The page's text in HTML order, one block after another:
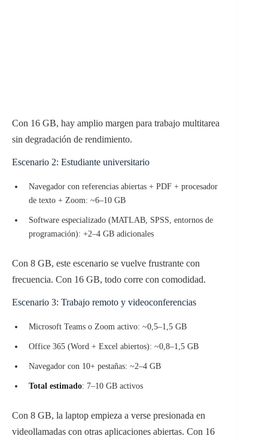
Con 16 GB, hay amplio margen para trabajo multitarea
sin degradación de rendimiento.
Escenario 2: Estudiante universitario
Navegador con referencias abiertas + PDF + procesador
de texto + Zoom: ~6–10 GB
Software especializado (MATLAB, SPSS, entornos de
programación): +2–4 GB adicionales
Con 8 GB, este escenario se vuelve frustrante con
frecuencia. Con 16 GB, todo corre con comodidad.
Escenario 3: Trabajo remoto y videoconferencias
Microsoft Teams o Zoom activo: ~0,5–1,5 GB
Office 365 (Word + Excel abiertos): ~0,8–1,5 GB
Navegador con 10+ pestañas: ~2–4 GB
Total estimado: 7–10 GB activos
Con 8 GB, la laptop empieza a verse presionada en
videollamadas con otras aplicaciones abiertas. Con 16